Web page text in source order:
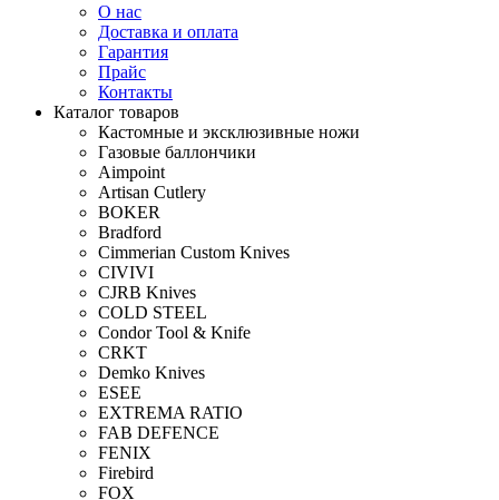
О нас
Доставка и оплата
Гарантия
Прайс
Контакты
Каталог товаров
Кастомные и эксклюзивные ножи
Газовые баллончики
Aimpoint
Artisan Cutlery
BOKER
Bradford
Cimmerian Custom Knives
CIVIVI
CJRB Knives
COLD STEEL
Condor Tool & Knife
CRKT
Demko Knives
ESEE
EXTREMA RATIO
FAB DEFENCE
FENIX
Firebird
FOX